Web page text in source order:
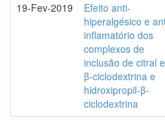
19-Fev-2019
Efeito anti-
hiperalgésico e
inflamatório dos
complexos de
inclusão de citral
β-ciclodextrina e
hidroxipropil-β-
ciclodextrina